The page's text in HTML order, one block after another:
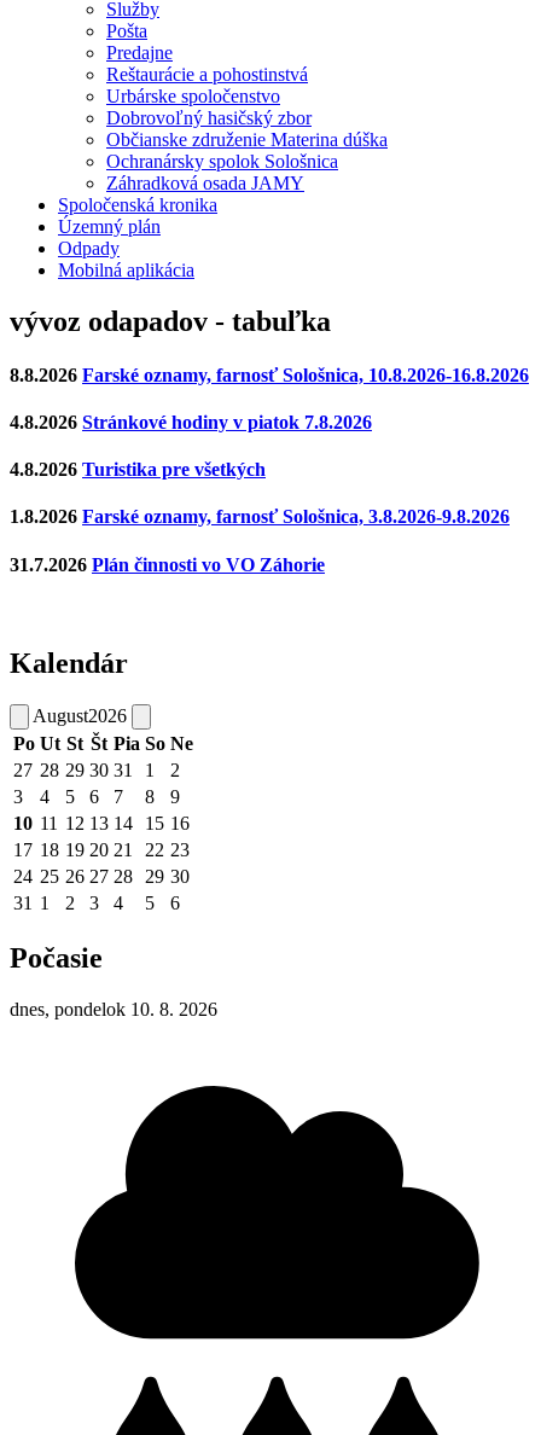
Služby
Pošta
Predajne
Reštaurácie a pohostinstvá
Urbárske spoločenstvo
Dobrovoľný hasičský zbor
Občianske združenie Materina dúška
Ochranársky spolok Sološnica
Záhradková osada JAMY
Spoločenská kronika
Územný plán
Odpady
Mobilná aplikácia
vývoz odapadov - tabuľka
8.8.2026 Farské oznamy, farnosť Sološnica, 10.8.2026-16.8.2026
4.8.2026 Stránkové hodiny v piatok 7.8.2026
4.8.2026 Turistika pre všetkých
1.8.2026 Farské oznamy, farnosť Sološnica, 3.8.2026-9.8.2026
31.7.2026 Plán činnosti vo VO Záhorie
Kalendár
August2026
Po Ut St Št Pia So Ne
27 28 29 30 31 1
2
3
4 5 6 7 8
9
10 11 12 13 14 15 16
17 18 19 20 21 22 23
24 25 26 27 28 29 30
31 1 2 3 4 5 6
Počasie
dnes, pondelok 10. 8. 2026